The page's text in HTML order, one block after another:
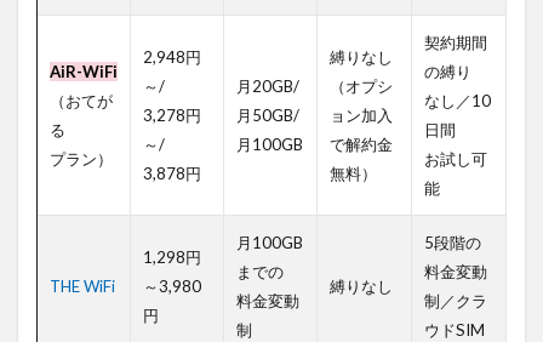
さが魅力
よりも
WiFi」
1.2
ポケ
AiR-WiFi
（おてが
る
プラン）
2,948円
～/
3,278円
～/
3,878円
月20GB/
月50GB/
月100GB
縛りなし
（オプシ
ョン加入
で解約金
無料）
契約期間
の縛り
なし／10
日間
お試し可
能
THE WiFi
1,298円
～3,980
円
月100GB
までの
料金変動
制
縛りなし
5段階の
料金変動
制／クラ
ウドSIM